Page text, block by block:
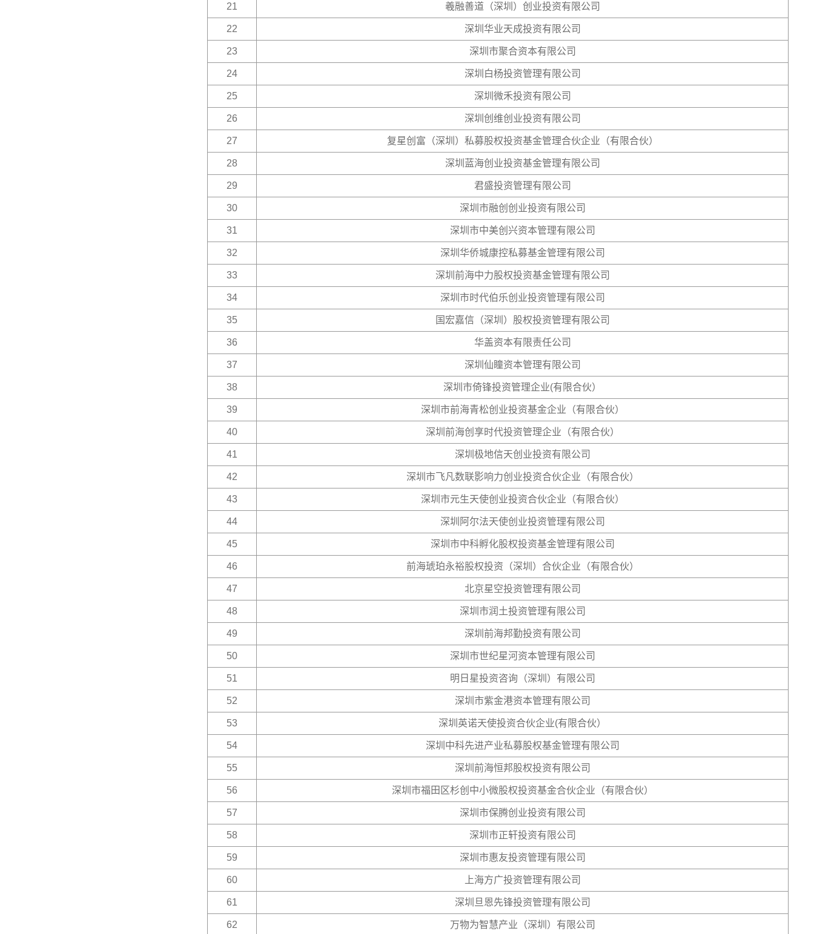
21 羲融善道（深圳）创业投资有限公司
22 深圳华业天成投资有限公司
23 深圳市聚合资本有限公司
24 深圳白杨投资管理有限公司
25 深圳微禾投资有限公司
26 深圳创维创业投资有限公司
27 复星创富（深圳）私募股权投资基金管理合伙企业（有限合伙）
28 深圳蓝海创业投资基金管理有限公司
29 君盛投资管理有限公司
30 深圳市融创创业投资有限公司
31 深圳市中美创兴资本管理有限公司
32 深圳华侨城康控私募基金管理有限公司
33 深圳前海中力股权投资基金管理有限公司
34 深圳市时代伯乐创业投资管理有限公司
35 国宏嘉信（深圳）股权投资管理有限公司
36 华盖资本有限责任公司
37 深圳仙瞳资本管理有限公司
38 深圳市倚锋投资管理企业(有限合伙）
39 深圳市前海青松创业投资基金企业（有限合伙）
40 深圳前海创享时代投资管理企业（有限合伙）
41 深圳极地信天创业投资有限公司
42 深圳市飞凡数联影响力创业投资合伙企业（有限合伙）
43 深圳市元生天使创业投资合伙企业（有限合伙）
44 深圳阿尔法天使创业投资管理有限公司
45 深圳市中科孵化股权投资基金管理有限公司
46 前海琥珀永裕股权投资（深圳）合伙企业（有限合伙）
47 北京星空投资管理有限公司
48 深圳市润土投资管理有限公司
49 深圳前海邦勤投资有限公司
50 深圳市世纪星河资本管理有限公司
51 明日星投资咨询（深圳）有限公司
52 深圳市紫金港资本管理有限公司
53 深圳英诺天使投资合伙企业(有限合伙）
54 深圳中科先进产业私募股权基金管理有限公司
55 深圳前海恒邦股权投资有限公司
56 深圳市福田区杉创中小微股权投资基金合伙企业（有限合伙）
57 深圳市保腾创业投资有限公司
58 深圳市正轩投资有限公司
59 深圳市惠友投资管理有限公司
60 上海方广投资管理有限公司
61 深圳旦恩先锋投资管理有限公司
62 万物为智慧产业（深圳）有限公司